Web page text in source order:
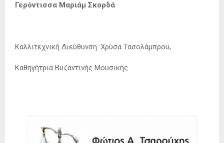
Γερόντισσα Μαριάμ Σκορδά
Καλλιτεχνική Διεύθυνση :Χρύσα Τασολάμπρου,
Καθηγήτρια Βυζαντινής Μουσικής